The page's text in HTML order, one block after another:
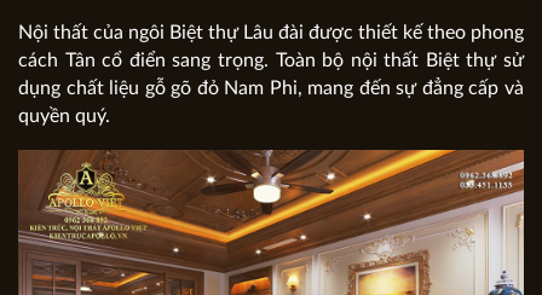
Nội thất của ngôi Biệt thự Lâu đài được thiết kế theo phong
cách Tân cổ điển sang trọng. Toàn bộ nội thất Biệt thự sử
dụng chất liệu gỗ gõ đỏ Nam Phi, mang đến sự đẳng cấp và
quyền quý.